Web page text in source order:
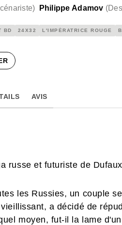
) Philippe Adamov (
BD 24X32 L'IMPÉRATRICE ROUGE
AVIS
russe et futuriste de
les Russies, un couple
a décidé de
moyen, fut-il la lame